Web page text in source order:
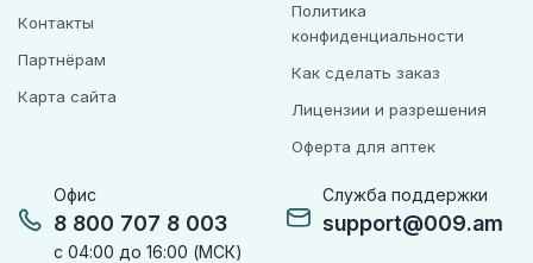
Офис
8 800 707 8 003
с 04:00 до 16:00 (МСК)
Служба поддержки
support@009.am
Контакты
Партнёрам
Карта сайта
Политика
конфиденциальности
Как сделать заказ
Лицензии и разрешения
Оферта для аптек